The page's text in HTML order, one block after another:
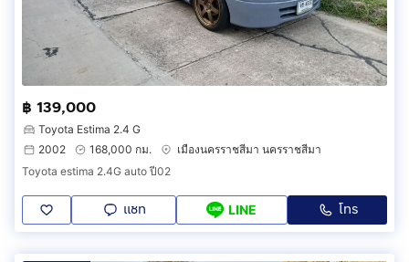
฿ 139,000
Toyota Estima 2.4 G
2002
168,000 กม.
เมืองนครราชสีมา นครราชสีมา
Toyota estima 2.4G auto ปี02
แชท LINE โทร